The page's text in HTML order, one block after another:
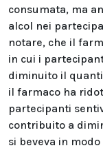
consumata, ma
alcol nei
notare, che il
in cui i
diminuito il
il farmaco ha
partecipanti
contribuito a
si beveva in